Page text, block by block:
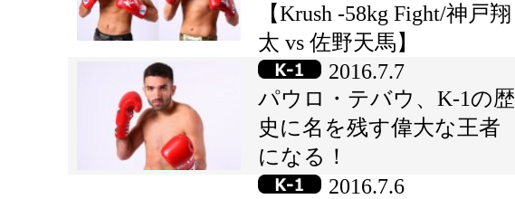
【Krush -58kg Fight/神戸翔
太 vs 佐野天馬】
2016.7.7
パウロ・テバウ、K-1の歴
史に名を残す偉大な王者
になる！
2016.7.6